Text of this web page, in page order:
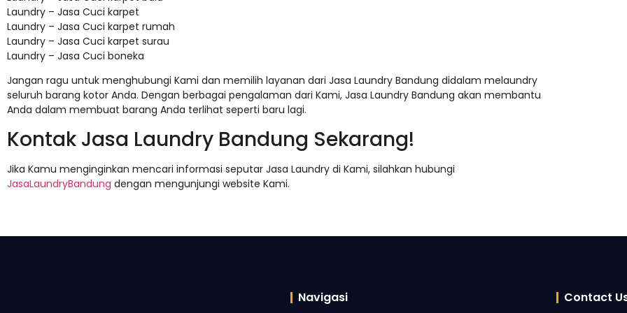
Laundry – Jasa Cuci karpet
Laundry – Jasa Cuci karpet rumah
Laundry – Jasa Cuci karpet surau
Laundry – Jasa Cuci boneka
Jangan ragu untuk menghubungi Kami dan memilih layanan dari Jasa Laundry Bandung didalam melaundry
seluruh barang kotor Anda. Dengan berbagai pengalaman dari Kami, Jasa Laundry Bandung akan membantu
Anda dalam membuat barang Anda terlihat seperti baru lagi.
Kontak Jasa Laundry Bandung Sekarang!
Jika Kamu menginginkan mencari informasi seputar Jasa Laundry di Kami, silahkan hubungi
JasaLaundryBandung dengan mengunjungi website Kami.
Navigasi Contact